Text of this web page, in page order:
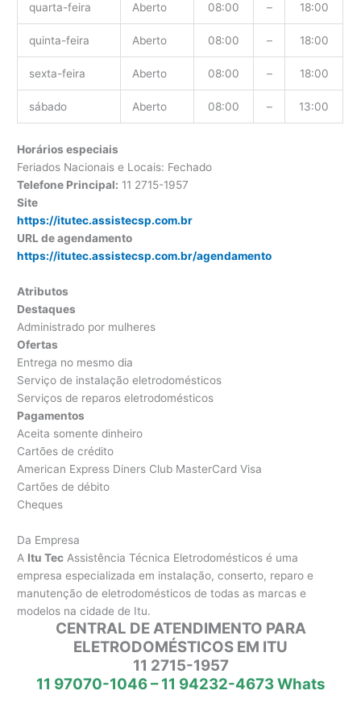
quarta-feira Aberto 08:00 – 18:00
quinta-feira Aberto 08:00 – 18:00
sexta-feira Aberto 08:00 – 18:00
sábado Aberto 08:00 – 13:00
Horários especiais
Feriados Nacionais e Locais: Fechado
Telefone Principal: 11 2715-1957
Site
https://itutec.assistecsp.com.br
URL de agendamento
https://itutec.assistecsp.com.br/agendamento
Atributos
Destaques
Administrado por mulheres
Ofertas
Entrega no mesmo dia
Serviço de instalação eletrodomésticos
Serviços de reparos eletrodomésticos
Pagamentos
Aceita somente dinheiro
Cartões de crédito
American Express Diners Club MasterCard Visa
Cartões de débito
Cheques
Da Empresa
A Itu Tec Assistência Técnica Eletrodomésticos é uma
empresa especializada em instalação, conserto, reparo e
manutenção de eletrodomésticos de todas as marcas e
modelos na cidade de Itu.
CENTRAL DE ATENDIMENTO PARA
ELETRODOMÉSTICOS EM ITU
11 2715-1957
11 97070-1046 – 11 94232-4673 Whats